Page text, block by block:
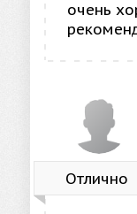
очень
Отлично